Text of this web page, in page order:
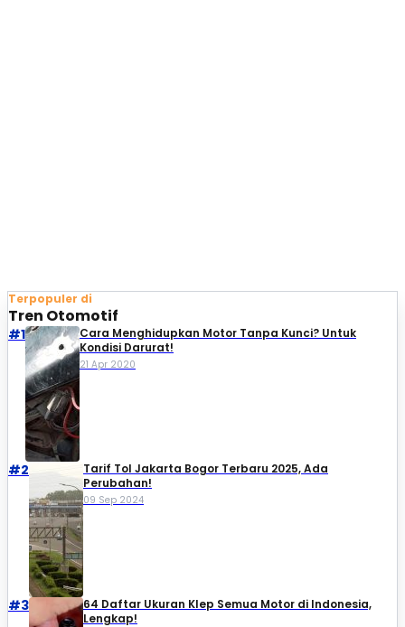
Terpopuler di
Tren Otomotif
#1
Cara Menghidupkan Motor Tanpa Kunci? Untuk
Kondisi Darurat!
21 Apr 2020
#2
Tarif Tol Jakarta Bogor Terbaru 2025, Ada
Perubahan!
09 Sep 2024
#3
64 Daftar Ukuran Klep Semua Motor di Indonesia,
Lengkap!